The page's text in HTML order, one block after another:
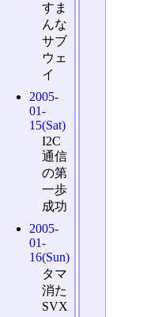
すま
んな
サブ
ウェ
イ
2005-
01-
15(Sat)
I2C
通信
の第
一歩
成功
2005-
01-
16(Sun)
タマ
消た
SVX